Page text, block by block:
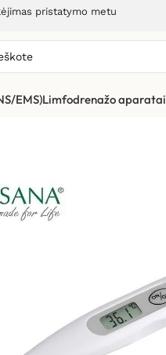
pristatymo metu
EMS)Limfodrenažo aparatai